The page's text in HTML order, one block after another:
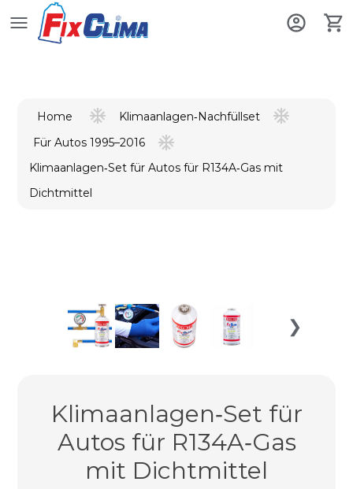
Home
Klimaanlagen‑Nachfüllset
Für Autos 1995–2016
Klimaanlagen‑Set für Autos für R134A‑Gas mit
Dichtmittel
❯
Klimaanlagen‑Set für
Autos für R134A‑Gas
mit Dichtmittel